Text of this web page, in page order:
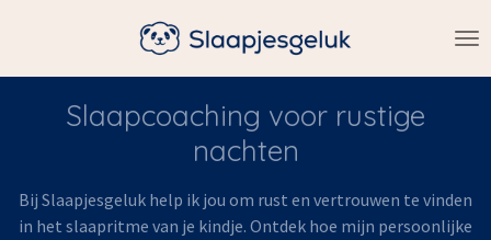
naar
hoofdinhoudSlaapcoaching voor rustige
nachten
Bij Slaapjesgeluk help ik jou om rust en vertrouwen te vinden
in het slaapritme van je kindje. Ontdek hoe mijn persoonlijke